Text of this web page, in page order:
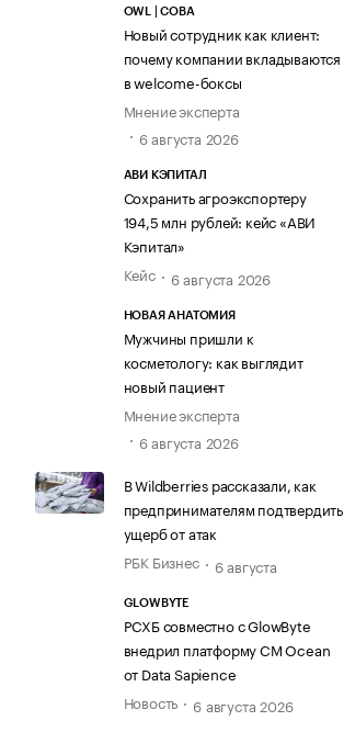
OWL | СОВА
Новый сотрудник как клиент:
почему компании вкладываются
в welcome-боксы
Мнение эксперта
6 августа 2026
АВИ КЭПИТАЛ
Сохранить агроэкспортеру
194,5 млн рублей: кейс «АВИ
Кэпитал»
Кейс
6 августа 2026
НОВАЯ АНАТОМИЯ
Мужчины пришли к
косметологу: как выглядит
новый пациент
Мнение эксперта
6 августа 2026
В Wildberries рассказали, как
предпринимателям подтвердить
ущерб от атак
РБК Бизнес
6 августа
GLOWBYTE
РСХБ совместно с GlowByte
внедрил платформу CM Ocean
от Data Sapience
Новость
6 августа 2026